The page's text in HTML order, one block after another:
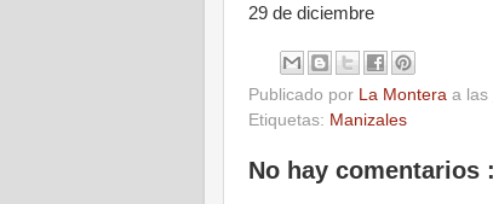
29 de diciembre
Publicado por La Montera a las
Etiquetas: Manizales
No hay comentarios :